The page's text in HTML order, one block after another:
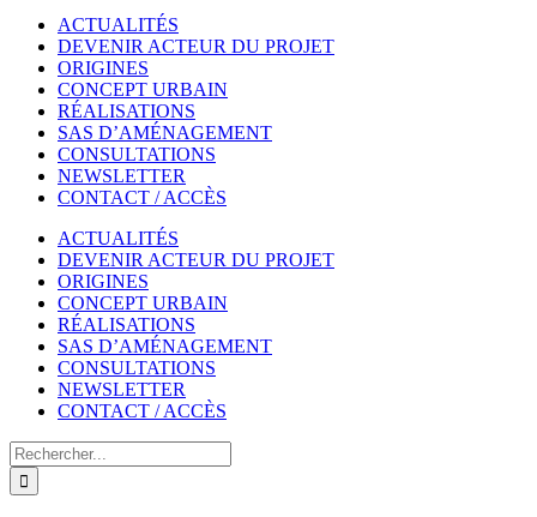
ACTUALITÉS
DEVENIR ACTEUR DU PROJET
ORIGINES
CONCEPT URBAIN
RÉALISATIONS
SAS D’AMÉNAGEMENT
CONSULTATIONS
NEWSLETTER
CONTACT / ACCÈS
ACTUALITÉS
DEVENIR ACTEUR DU PROJET
ORIGINES
CONCEPT URBAIN
RÉALISATIONS
SAS D’AMÉNAGEMENT
CONSULTATIONS
NEWSLETTER
CONTACT / ACCÈS
Rechercher